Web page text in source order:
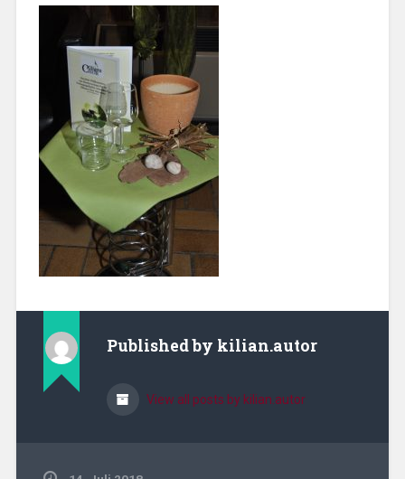
Published by kilian.autor
View all posts by kilian.autor